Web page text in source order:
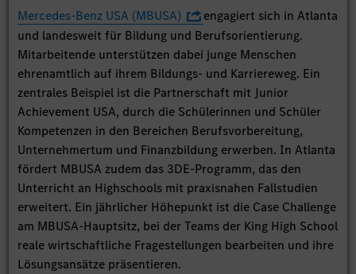
Mercedes-Benz USA (MBUSA)
engagiert sich in Atlanta
und landesweit für Bildung und Berufsorientierung.
Mitarbeitende unterstützen dabei junge Menschen
ehrenamtlich auf ihrem Bildungs- und Karriereweg. Ein
zentrales Beispiel ist die Partnerschaft mit Junior
Achievement USA, durch die Schülerinnen und Schüler
Kompetenzen in den Bereichen Berufsvorbereitung,
Unternehmertum und Finanzbildung erwerben. In Atlanta
fördert MBUSA zudem das 3DE-Programm, das den
Unterricht an Highschools mit praxisnahen Fallstudien
erweitert. Ein jährlicher Höhepunkt ist die Case Challenge
am MBUSA-Hauptsitz, bei der Teams der King High School
reale wirtschaftliche Fragestellungen bearbeiten und ihre
Lösungsansätze präsentieren.